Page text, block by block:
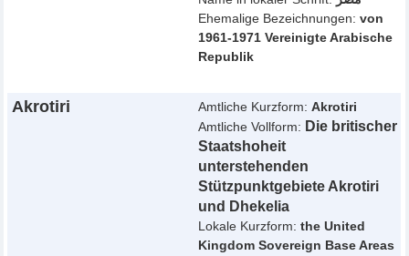
Ehemalige Bezeichnungen:von
1961-1971 Vereinigte Arabische
Republik
Akrotiri Amtliche Kurzform:Akrotiri
Amtliche Vollform: Die britischer
Staatshoheit
unterstehenden
Stützpunktgebiete Akrotiri
und Dhekelia
Lokale Kurzform:the United
Kingdom Sovereign Base Areas